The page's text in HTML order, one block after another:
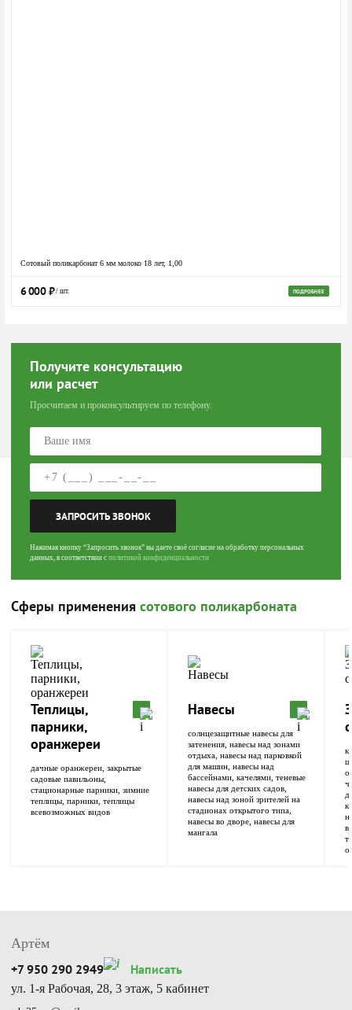
Сотовый поликарбонат 6 мм молоко 18 лет, 1,00
6 000₽/ шт. ПОДРОБНЕЕ
Получите консультацию
или расчет
Просчитаем и проконсультируем по телефону.
ЗАПРОСИТЬ ЗВОНОК
Нажимая кнопку “Запросить звонок” вы даете своё согласие на обработку персональных
данных, в соответствии с политикой конфиденциальности
Cферы применения сотового поликарбоната
Теплицы,
парники,
оранжереи
дачные оранжереи, закрытые
садовые павильоны,
стационарные парники, зимние
теплицы, парники, теплицы
всевозможных видов
Навесы
солнцезащитные навесы для
затенения, навесы над зонами
отдыха, навесы над парковкой
для машин, навесы над
бассейнами, качелями, теневые
навесы для детских садов,
навесы над зоной зрителей на
стадионах открытого типа,
навесы во дворе, навесы для
мангала
в
Артём
+7 950 290 2949
Написать
ул. 1-я Рабочая, 28, 3 этаж, 5 кабинет